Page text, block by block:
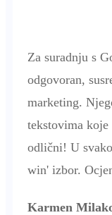
Za suradnju s
odgovoran,
marketing.
tekstovima koje
odlični! U
win' izbor.
Karmen